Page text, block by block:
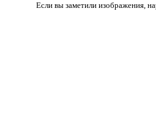
Если вы заметили изображения,